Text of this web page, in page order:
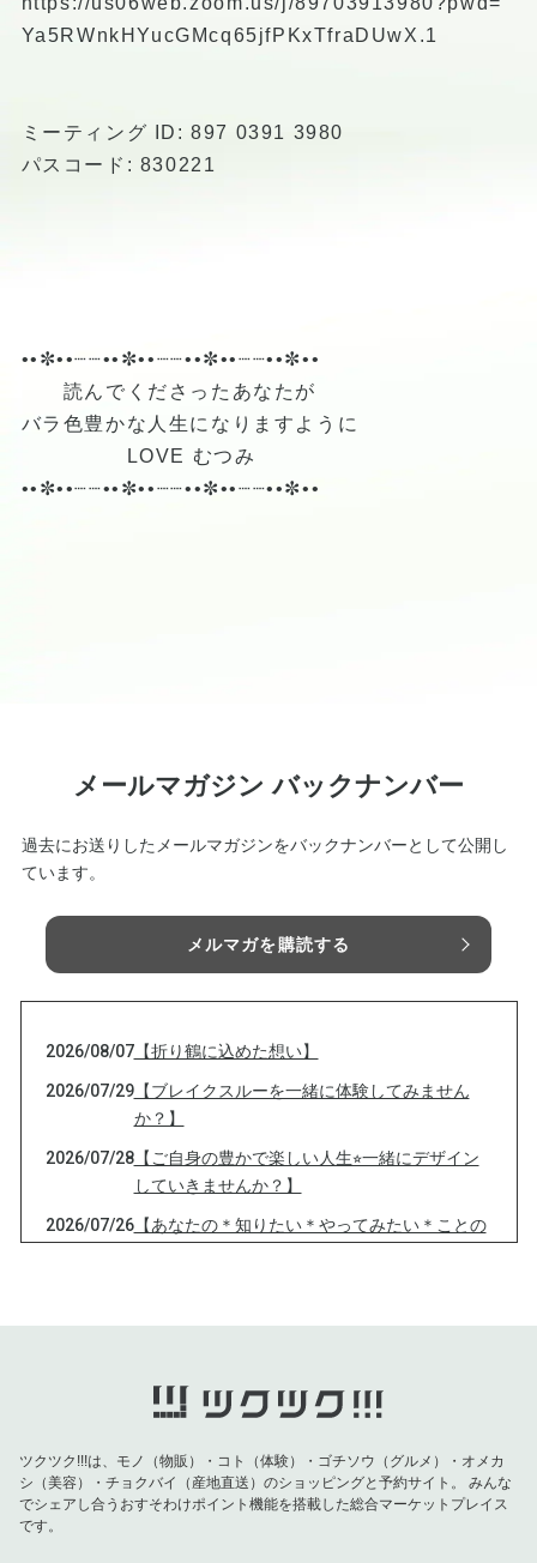
Ya5RWnkHYucGMcq65jfPKxTfraDUwX.1
ミーティング ID: 897 0391 3980
パスコード: 830221
••✼••┈┈••✼••┈┈••✼••┈┈••✼••
読んでくださったあなたが
バラ色豊かな人生になりますように
LOVE むつみ
••✼••┈┈••✼••┈┈••✼••┈┈••✼••
メールマガジン バックナンバー
過去にお送りしたメールマガジンをバックナンバーとして公開し
ています。
メルマガを購読する
2026/08/07【折り鶴に込めた想い】
2026/07/29【ブレイクスルーを一緒に体験してみません
か？】
2026/07/28【ご自身の豊かで楽しい人生⭐︎一緒にデザイン
していきませんか？】
2026/07/26【あなたの＊知りたい＊やってみたい＊ことの
取が劇的に増えます】
2026/07/14【あなたが心から守りたいものは？】
2026/07/13【心から安心出来る、自分の本当の居場所】
ツクツク!!!は、モノ（物販）・コト（体験）・ゴチソウ（グルメ）・オメカ
シ（美容）・チョクバイ（産地直送）のショッピングと予約サイト。
みんな
でシェアし合うおすそわけポイント機能を搭載した総合マーケットプレイス
です。